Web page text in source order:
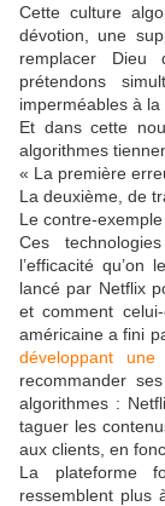
Cette culture
dévotion, une
remplacer
prétendons
imperméables à la
Et dans cette
algorithmes
« La première
La deuxième, de
Le contre-
Ces
l’efficacité
lancé par Netflix
et comment
américaine a fini
développant
recommander
algorithmes :
taguer les
aux clients, en
La plateforme
ressemblent plus